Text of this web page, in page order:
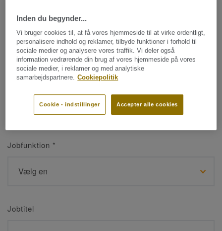
Navn*
Efternavn*
Jobfunktion *
Jobtitel
Inden du begynder...
Vi bruger cookies til, at få vores hjemmeside til at virke ordentligt,
personalisere indhold og reklamer, tilbyde funktioner i forhold til
sociale medier og analysere vores traffik. Vi deler også
information vedrørende din brug af vores hjemmeside på vores
sociale medier, i reklamer og med analytiske
samarbejdspartnere. Cookiepolitik
Accepter alle cookies
Cookie - indstillinger